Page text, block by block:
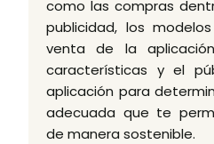
como las compras
publicidad, los
venta de la
características y el
aplicación para
adecuada que te
de manera sostenible.